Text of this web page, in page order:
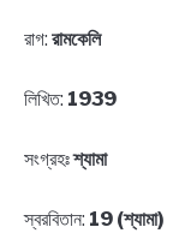
রাগ: রামকেলি
লিখিত: 1939
সংগ্রহঃশ্যামা
স্বরবিতান: 19 (শ্যামা)